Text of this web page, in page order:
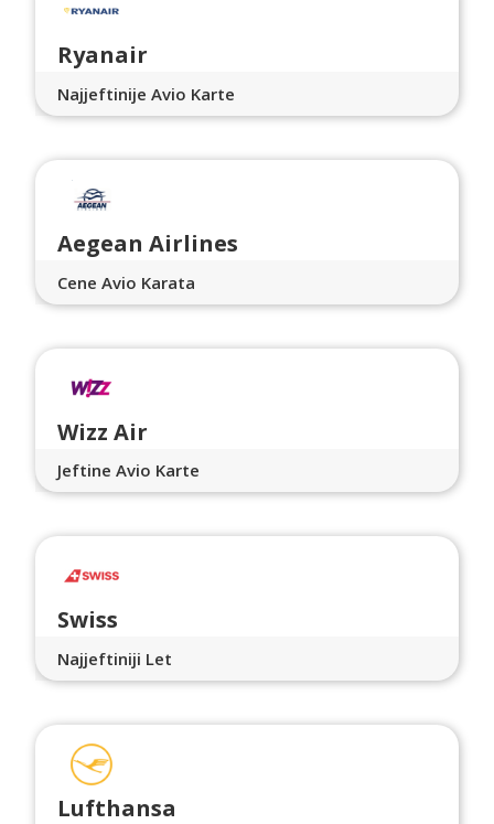
Ryanair
Najjeftinije Avio Karte
Aegean Airlines
Cene Avio Karata
Wizz Air
Jeftine Avio Karte
Swiss
Najjeftiniji Let
Lufthansa